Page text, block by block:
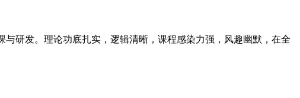
研发。理论功底扎实，逻辑清晰，课程感染力强，风趣幽默，在全